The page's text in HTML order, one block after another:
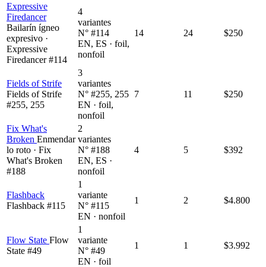
Expressive
Firedancer
Bailarín ígneo
expresivo ·
Expressive
Firedancer #114
4
variantes
N° #114
EN, ES · foil,
nonfoil
14 24 $250
Fields of Strife
Fields of Strife
#255, 255
3
variantes
N° #255, 255
EN · foil,
nonfoil
7 11 $250
Fix What's
Broken Enmendar
lo roto · Fix
What's Broken
#188
2
variantes
N° #188
EN, ES ·
nonfoil
4 5 $392
Flashback
Flashback #115
1
variante
N° #115
EN · nonfoil
1 2 $4.800
Flow State Flow
State #49
1
variante
N° #49
EN · foil
1 1 $3.992